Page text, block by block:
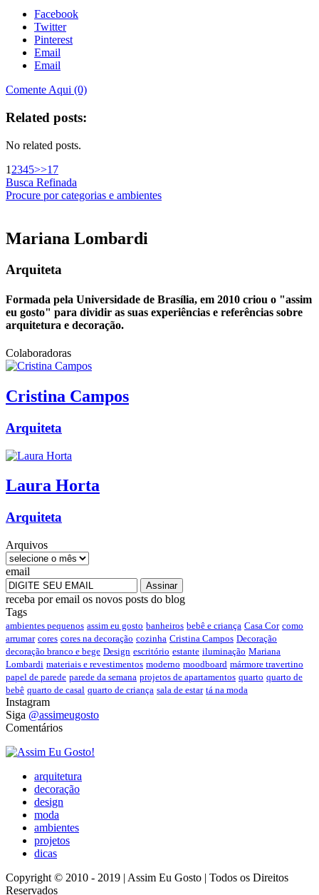
Facebook
Twitter
Pinterest
Email
Email
Comente Aqui (0)
Related posts:
No related posts.
1 2345>>17
Busca Refinada
Procure por categorias e ambientes
Mariana Lombardi
Arquiteta
Formada pela Universidade de Brasília, em 2010 criou o "assim
eu gosto" para dividir as suas experiências e referências sobre
arquitetura e decoração.
Colaboradoras
Cristina Campos
Arquiteta
Laura Horta
Arquiteta
Arquivos
email
receba por email os novos posts do blog
Tags
ambientes pequenos assim eu gosto banheiros bebê e criança Casa Cor como
arrumar cores cores na decoração cozinha Cristina Campos Decoração
decoração branco e bege Design escritório estante iluminação Mariana
Lombardi materiais e revestimentos moderno moodboard mármore travertino
papel de parede parede da semana projetos de apartamentos quarto quarto de
bebê quarto de casal quarto de criança sala de estar tá na moda
Instagram
Siga @assimeugosto
Comentários
arquitetura
decoração
design
moda
ambientes
projetos
dicas
Copyright © 2010 - 2019 | Assim Eu Gosto | Todos os Direitos
Reservados